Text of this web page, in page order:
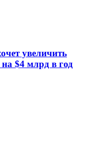
увеличить
$4 млрд в год